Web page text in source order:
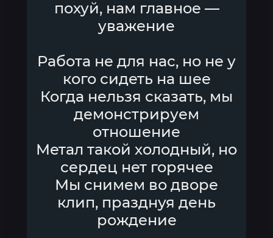
похуй, нам главное —
уважение
Работа не для нас, но не у
кого сидеть на шее
Когда нельзя сказать, мы
демонстрируем
отношение
Метал такой холодный, но
сердец нет горячее
Мы снимем во дворе
клип, празднуя день
рождение